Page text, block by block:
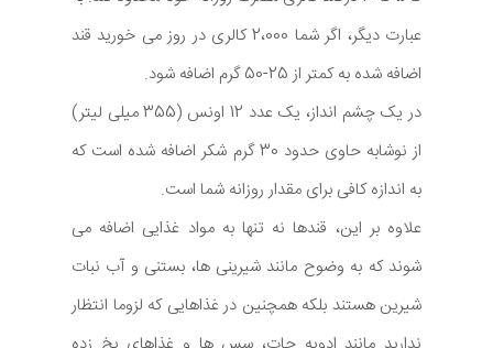
عبارت دیگر، اگر شما 2،000 کالری در روز می خورید قند
اضافه شده به کمتر از 25-50 گرم اضافه شود.
در یک چشم انداز، یک عدد 12 اونس (355 میلی لیتر)
از نوشابه حاوی حدود 30 گرم شکر اضافه شده است که
به اندازه کافی برای مقدار روزانه شما است.
علاوه بر این، قندها نه تنها به مواد غذایی اضافه می
شوند که به وضوح مانند شیرینی ها، بستنی و آب نبات
شیرین هستند بلکه همچنین در غذاهایی که لزوما انتظار